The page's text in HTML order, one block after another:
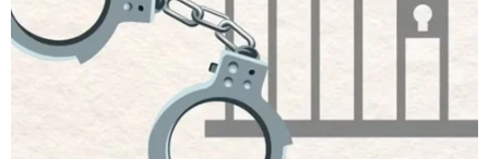
Australia ngày 14/4. (Nguồn: AFP/TTXVN)
Ngày 14/4, cảnh sát Australia cho hay một trong
hai người trong tình trạng nguy kịch sau vụ xả
súng bên ngoài câu lạc bộ ban đêm Love